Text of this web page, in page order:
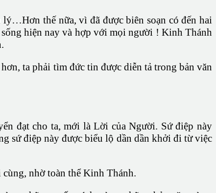
thế nữa, vì đã được biên soạn có đến hai
hiện nay và hợp với mọi người ! Kinh Thánh
ta phải tìm đức tin được diễn tả trong bản văn
đạt cho ta, mới là Lời của Người. Sứ điệp này
sứ điệp này được biểu lộ dần dần khởi đi từ việc
nhờ toàn thể Kinh Thánh.